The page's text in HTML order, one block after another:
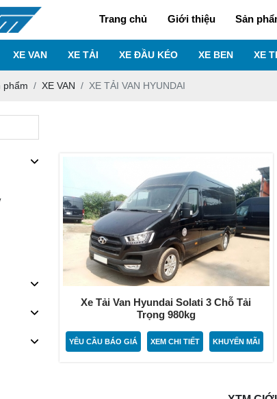
Trang chủ Giới thiệu Sản
XE VAN XE TẢI XE ĐẦU KÉO XE BEN XE
phẩm XE VAN XE TẢI VAN HYUNDAI
Xe Tải Van Hyundai Solati 3 Chỗ Tải
Trọng 980kg
YÊU CẦU BÁO GIÁ XEM CHI TIẾT KHUYẾN MÃI